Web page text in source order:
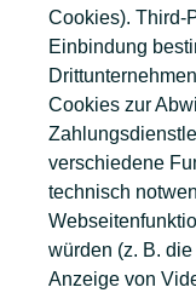
Cookies). Third-
Einbindung
Cookies zur
verschiedene
technisch
würden (z. B.
Anzeige von